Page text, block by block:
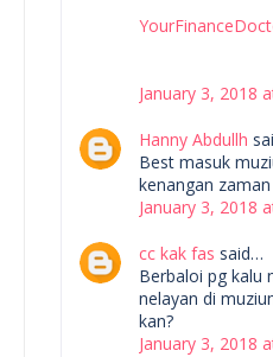
January 3, 2018
Hanny Abdullh
Best masuk
kenangan
January 3, 2018
cc kak fas said…
Berbaloi pg kalu
nelayan di
kan?
January 3, 2018